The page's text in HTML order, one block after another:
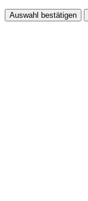
Auswahl bestätigen